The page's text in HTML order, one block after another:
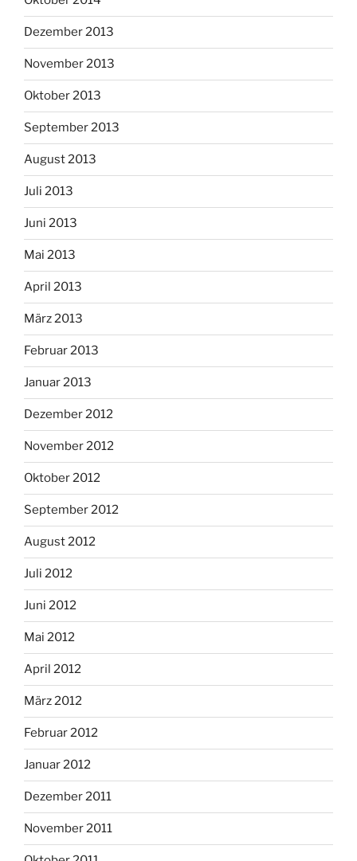
Dezember 2013
November 2013
Oktober 2013
September 2013
August 2013
Juli 2013
Juni 2013
Mai 2013
April 2013
März 2013
Februar 2013
Januar 2013
Dezember 2012
November 2012
Oktober 2012
September 2012
August 2012
Juli 2012
Juni 2012
Mai 2012
April 2012
März 2012
Februar 2012
Januar 2012
Dezember 2011
November 2011